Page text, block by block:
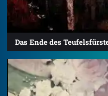
Das Ende des